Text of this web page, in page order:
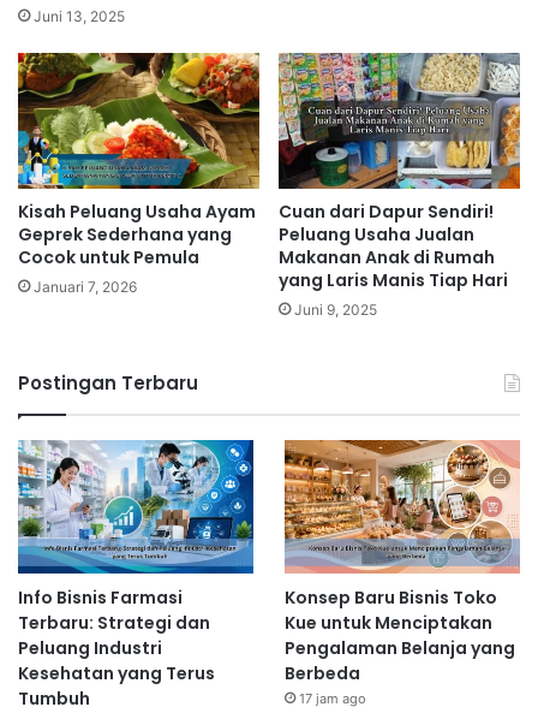
Juni 13, 2025
Kisah Peluang Usaha Ayam
Geprek Sederhana yang
Cocok untuk Pemula
Januari 7, 2026
Cuan dari Dapur Sendiri!
Peluang Usaha Jualan
Makanan Anak di Rumah
yang Laris Manis Tiap Hari
Juni 9, 2025
Postingan Terbaru
Info Bisnis Farmasi
Terbaru: Strategi dan
Peluang Industri
Kesehatan yang Terus
Tumbuh
Konsep Baru Bisnis Toko
Kue untuk Menciptakan
Pengalaman Belanja yang
Berbeda
17 jam ago